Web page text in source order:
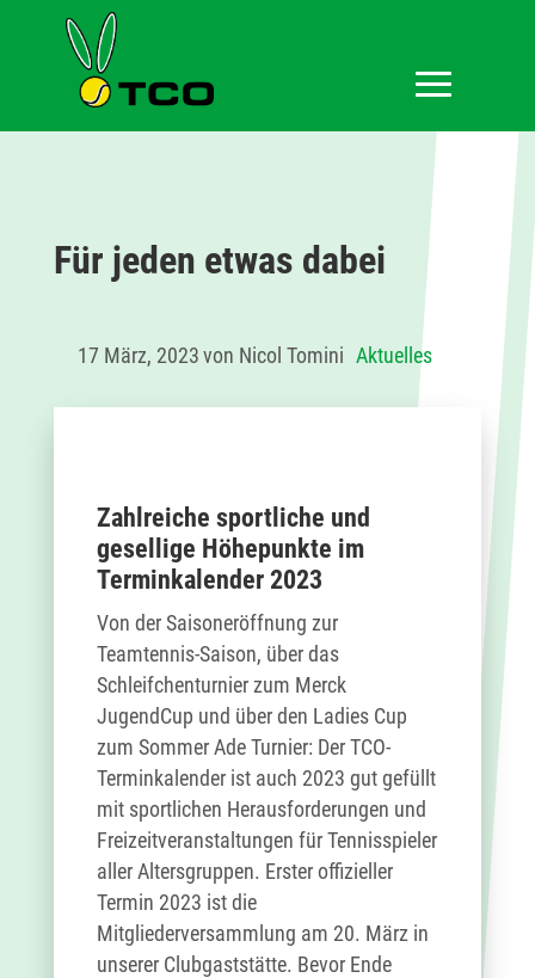
Für jeden etwas dabei
17 März, 2023von Nicol Tomini Aktuelles
Zahlreiche sportliche und
gesellige Höhepunkte im
Terminkalender 2023
Von der Saisoneröffnung zur
Teamtennis-Saison, über das
Schleifchenturnier zum Merck
JugendCup und über den Ladies Cup
zum Sommer Ade Turnier: Der TCO-
Terminkalender ist auch 2023 gut gefüllt
mit sportlichen Herausforderungen und
Freizeitveranstaltungen für Tennisspieler
aller Altersgruppen. Erster offizieller
Termin 2023 ist die
Mitgliederversammlung am 20. März in
unserer Clubgaststätte. Bevor Ende